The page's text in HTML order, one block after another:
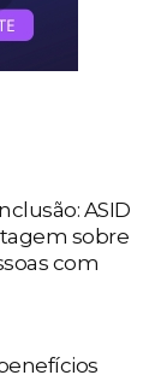
ASID
sobre
com